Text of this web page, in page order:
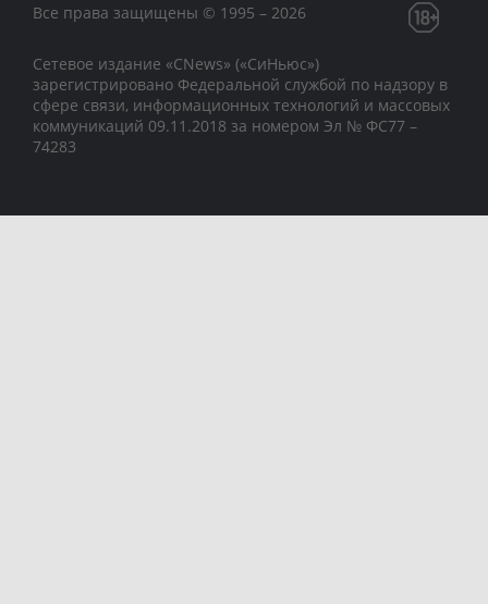
Все права защищены © 1995 – 2026
Сетевое издание «CNews» («СиНьюс»)
зарегистрировано Федеральной службой по надзору в
сфере связи, информационных технологий и массовых
коммуникаций 09.11.2018 за номером Эл № ФС77 –
74283